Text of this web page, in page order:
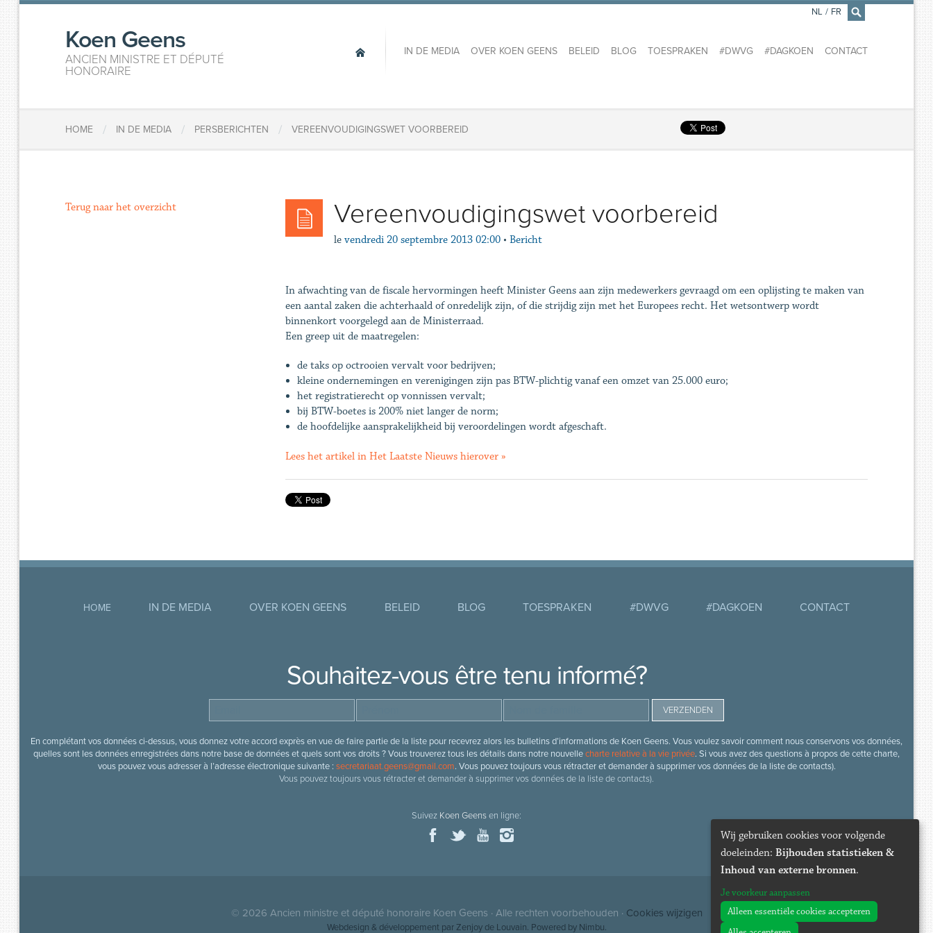
×
Koen Geens
ANCIEN MINISTRE ET DÉPUTÉ
HONORAIRE
IN DE MEDIA OVER KOEN GEENS BELEID BLOG TOESPRAKEN #DWVG #DAGKOEN CONTACT
NL / FR
HOME / IN DE MEDIA / PERSBERICHTEN / VEREENVOUDIGINGSWET VOORBEREID
Vereenvoudigingswet voorbereid
le vendredi 20 septembre 2013 02:00 • Bericht
In afwachting van de fiscale hervormingen heeft Minister Geens aan zijn medewerkers gevraagd om een oplijsting te maken van
een aantal zaken die achterhaald of onredelijk zijn, of die strijdig zijn met het Europees recht. Het wetsontwerp wordt
binnenkort voorgelegd aan de Ministerraad.
Een greep uit de maatregelen:
de taks op octrooien vervalt voor bedrijven;
kleine ondernemingen en verenigingen zijn pas BTW-plichtig vanaf een omzet van 25.000 euro;
het registratierecht op vonnissen vervalt;
bij BTW-boetes is 200% niet langer de norm;
de hoofdelijke aansprakelijkheid bij veroordelingen wordt afgeschaft.
Lees het artikel in Het Laatste Nieuws hierover »
Terug naar het overzicht
HOME IN DE MEDIA OVER KOEN GEENS BELEID BLOG TOESPRAKEN #DWVG #DAGKOEN CONTACT
Souhaitez-vous être tenu informé?
En complétant vos données ci-dessus, vous donnez votre accord exprès en vue de faire partie de la liste pour recevrez alors les bulletins d’informations de Koen Geens. Vous voulez savoir comment nous conservons vos données,
quelles sont les données enregistrées dans notre base de données et quels sont vos droits ? Vous trouverez tous les détails dans notre nouvellecharte relative à la vie privée. Si vous avez des questions à propos de cette charte,
vous pouvez vous adresser à l’adresse électronique suivante : secretariaat.geens@gmail.com. Vous pouvez toujours vous rétracter et demander à supprimer vos données de la liste de contacts).
Vous pouvez toujours vous rétracter et demander à supprimer vos données de la liste de contacts).
Suivez Koen Geensen ligne:
© 2026 Ancien ministre et député honoraire Koen Geens · Alle rechten voorbehouden · Cookies wijzigen
Webdesign & développement par Zenjoy de Louvain. Powered by Nimbu.
Wij gebruiken cookies voor volgende
doeleinden: Bijhouden statistieken &
Inhoud van externe bronnen.
Je voorkeur aanpassen
Alleen essentiële cookies accepteren